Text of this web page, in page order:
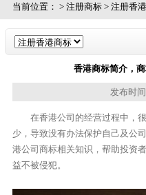
当前位置： > 注册商标> 注册香
香港商标简介，
发布时
在香港公司的经营过程中，很
少，导致没有办法保护自己及公
港公司商标相关知识，帮助投资
益不被侵犯。